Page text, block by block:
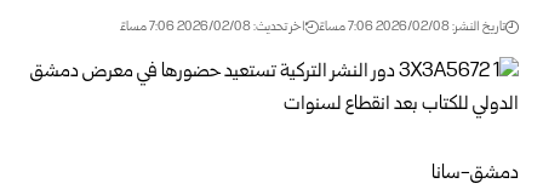
تاريخ النشر: 2026/02/08 7:06 مساءً اخر تحديث: 2026/02/08 7:06 مساءً
دمشق-سانا